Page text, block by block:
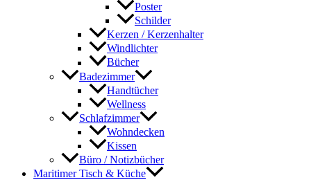
Poster
Schilder
Kerzen / Kerzenhalter
Windlichter
Bücher
Badezimmer
Handtücher
Wellness
Schlafzimmer
Wohndecken
Kissen
Büro / Notizbücher
Maritimer Tisch & Küche